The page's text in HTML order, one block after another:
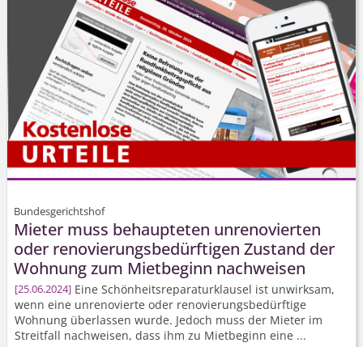
Bundesgerichtshof
Mieter muss behaupteten unrenovierten
oder renovierungs­bedürftigen Zustand der
Wohnung zum Mietbeginn nachweisen
25.06.2024 Eine Schönheits­reparatur­klausel ist unwirksam,
wenn eine unrenovierte oder renovierungs­bedürftige
Wohnung überlassen wurde. Jedoch muss der Mieter im
Streitfall nachweisen, dass ihm zu Mietbeginn eine ...